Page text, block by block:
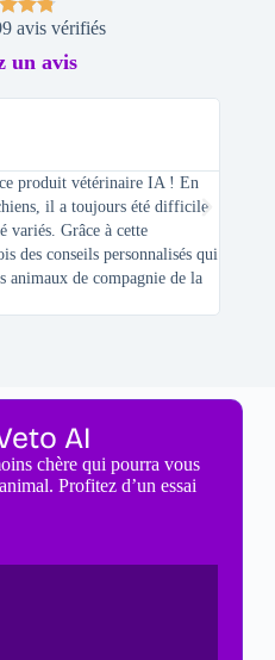
avis vérifiés
un avis
produit vétérinaire IA ! En
il a toujours été difficile
variés. Grâce à cette
des conseils personnalisés qui
animaux de compagnie de la
AI
chère qui pourra vous
Profitez d’un essai